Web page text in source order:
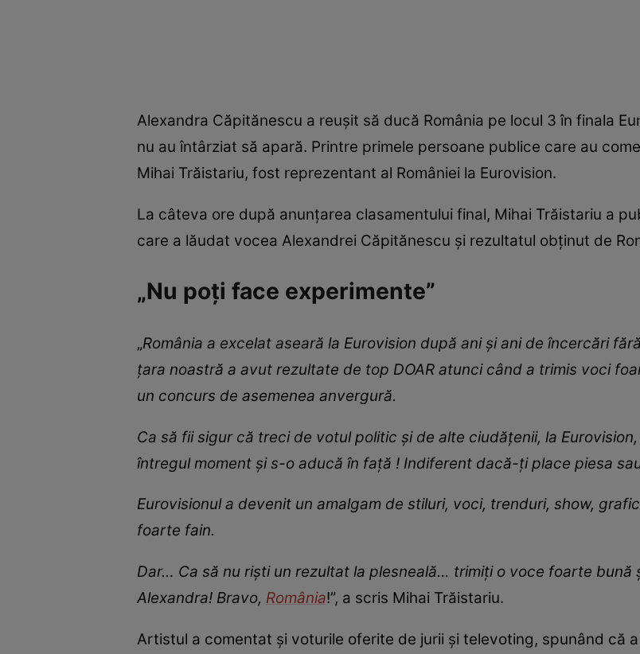
Alexandra Căpitănescu a reușit să ducă România pe locul 3 în finala
nu au întârziat să apară. Printre primele persoane publice care au
Mihai Trăistariu, fost reprezentant al României la Eurovision.
La câteva ore după anunțarea clasamentului final, Mihai Trăistariu a
care a lăudat vocea Alexandrei Căpitănescu și rezultatul obținut de
„Nu poți face experimente”
„România a excelat aseară la Eurovision după ani și ani de încercări
țara noastră a avut rezultate de top DOAR atunci când a trimis voci
un concurs de asemenea anvergură.
Ca să fii sigur că treci de votul politic și de alte ciudățenii, la
întregul moment și s-o aducă în față ! Indiferent dacă-ți place piesa
Eurovisionul a devenit un amalgam de stiluri, voci, trenduri, show,
foarte fain.
Dar… Ca să nu riști un rezultat la plesneală… trimiți o voce foarte bună
Alexandra! Bravo, România!”, a scris Mihai Trăistariu.
Artistul a comentat și voturile oferite de jurii și televoting, spunând că